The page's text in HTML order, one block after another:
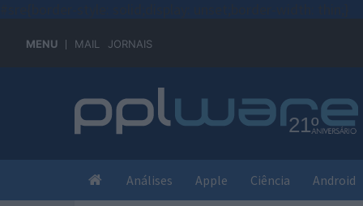
MENU MAIL JORNAIS
Análises Apple Ciência Android